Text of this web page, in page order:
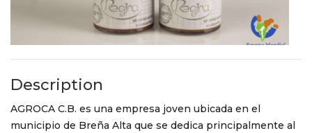
Description
AGROCA C.B. es una empresa joven ubicada en el
municipio de Breña Alta que se dedica principalmente al